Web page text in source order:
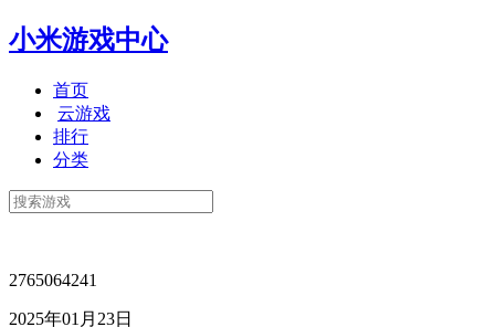
小米游戏中心
首页
云游戏
排行
分类
2765064241
2025年01月23日